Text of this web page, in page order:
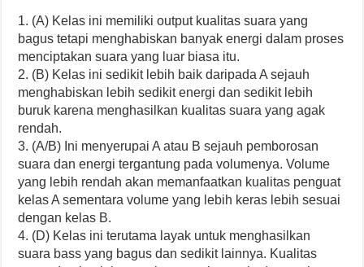
1. (A) Kelas ini memiliki output kualitas suara yang
bagus tetapi menghabiskan banyak energi dalam proses
menciptakan suara yang luar biasa itu.
2. (B) Kelas ini sedikit lebih baik daripada A sejauh
menghabiskan lebih sedikit energi dan sedikit lebih
buruk karena menghasilkan kualitas suara yang agak
rendah.
3. (A/B) Ini menyerupai A atau B sejauh pemborosan
suara dan energi tergantung pada volumenya. Volume
yang lebih rendah akan memanfaatkan kualitas penguat
kelas A sementara volume yang lebih keras lebih sesuai
dengan kelas B.
4. (D) Kelas ini terutama layak untuk menghasilkan
suara bass yang bagus dan sedikit lainnya. Kualitas